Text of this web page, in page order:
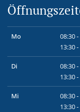
Mo
08:30
13:30
Di
08:30
13:30
Mi
08:30
13:30